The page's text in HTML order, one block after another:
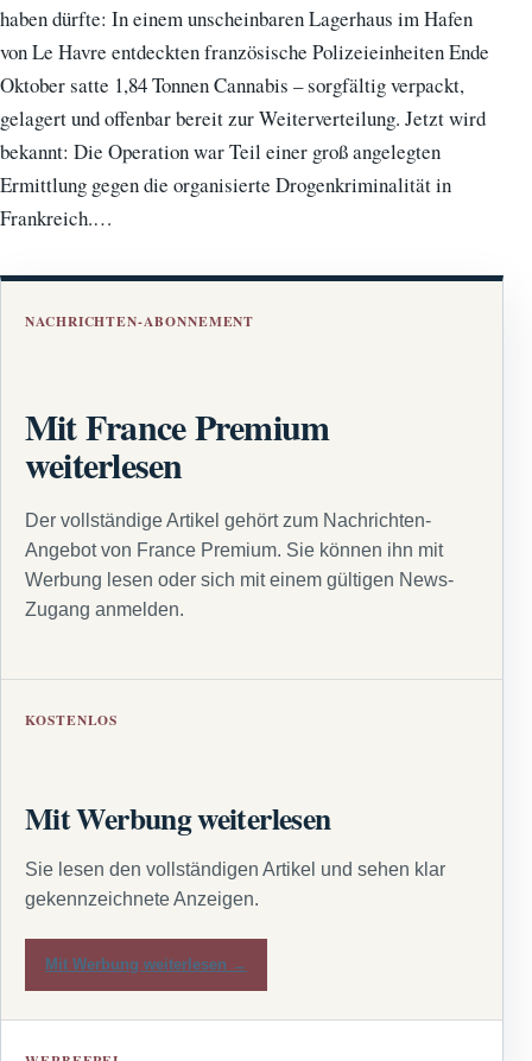
haben dürfte: In einem unscheinbaren Lagerhaus im Hafen
von Le Havre entdeckten französische Polizeieinheiten Ende
Oktober satte 1,84 Tonnen Cannabis – sorgfältig verpackt,
gelagert und offenbar bereit zur Weiterverteilung. Jetzt wird
bekannt: Die Operation war Teil einer groß angelegten
Ermittlung gegen die organisierte Drogenkriminalität in
Frankreich.…
NACHRICHTEN-ABONNEMENT
Mit France Premium
weiterlesen
Der vollständige Artikel gehört zum Nachrichten-
Angebot von France Premium. Sie können ihn mit
Werbung lesen oder sich mit einem gültigen News-
Zugang anmelden.
KOSTENLOS
Mit Werbung weiterlesen
Sie lesen den vollständigen Artikel und sehen klar
gekennzeichnete Anzeigen.
Mit Werbung weiterlesen →